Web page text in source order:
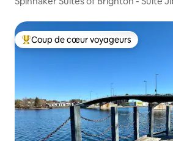
Coup de cœur voyageurs parmi les
Coup de cœur voyageurs